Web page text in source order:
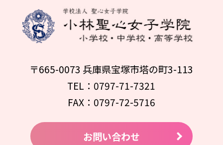
〒665-0073 兵庫県宝塚市塔の町3-113
TEL：0797-71-7321
FAX：0797-72-5716
お問い合わせ